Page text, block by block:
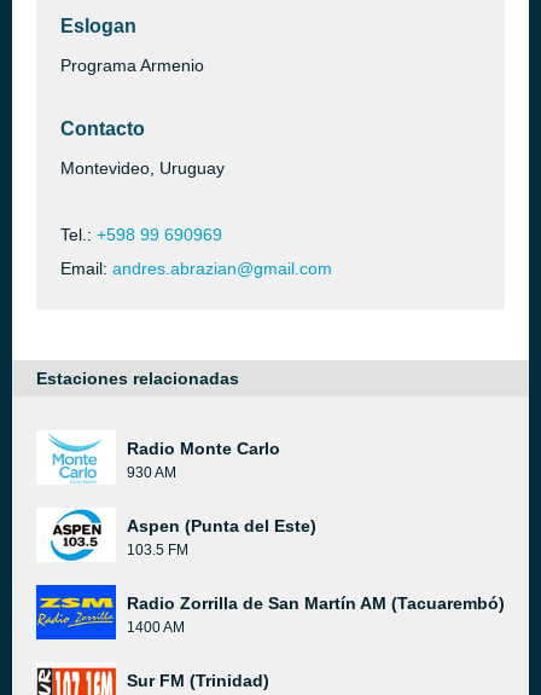
Eslogan
Programa Armenio
Contacto
Montevideo, Uruguay
Tel.: +598 99 690969
Email: andres.abrazian@gmail.com
Estaciones relacionadas
Radio Monte Carlo
930 AM
Aspen (Punta del Este)
103.5 FM
Radio Zorrilla de San Martín AM (Tacuarembó)
1400 AM
Sur FM (Trinidad)